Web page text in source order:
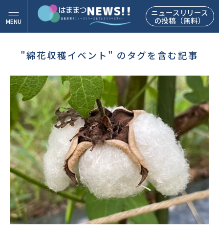
ニュースリリース
の投稿（無料）
"綿花収穫イベント" のタグを含む記事